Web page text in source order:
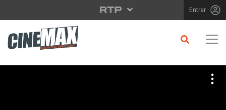
Saltar para o conteúdo principal Entrar
Filme em Cartaz